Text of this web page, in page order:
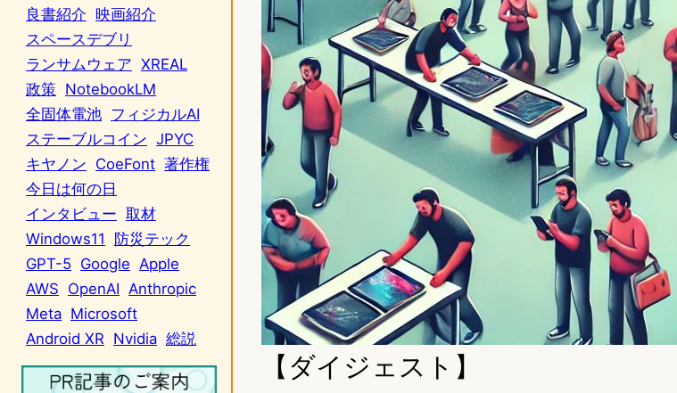
良書紹介 映画紹介
スペースデブリ
ランサムウェア XREAL
政策 NotebookLM
全固体電池 フィジカルAI
ステーブルコイン JPYC
キヤノン CoeFont 著作権
今日は何の日
インタビュー 取材
Windows11
防災テック
GPT-5 Google Apple
AWS OpenAI Anthropic
Meta Microsoft
Android XR Nvidia 総説
【ダイジェスト】